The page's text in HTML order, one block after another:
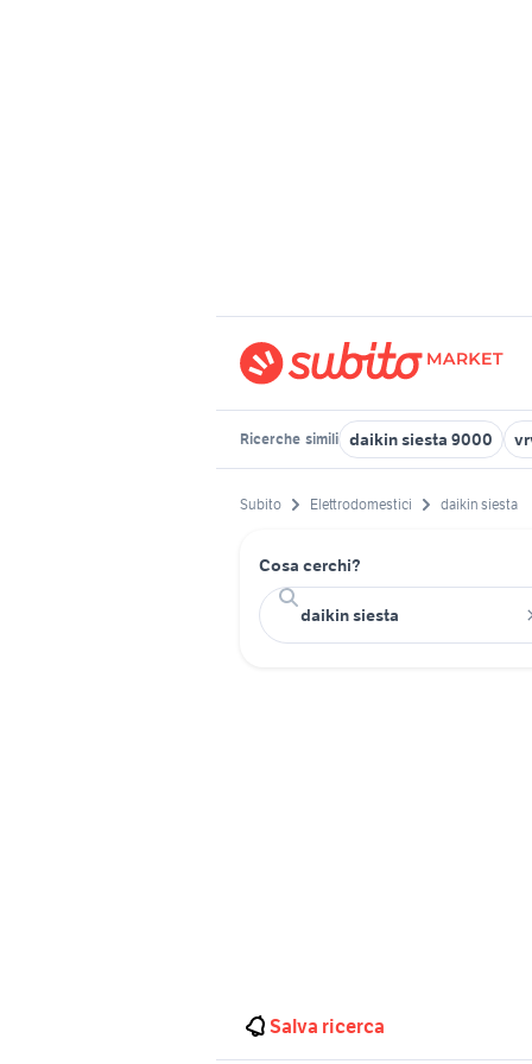
Ricerche simili daikin siesta 9000
Subito Elettrodomestici daikin siesta
Cosa cerchi?
Salva ricerca